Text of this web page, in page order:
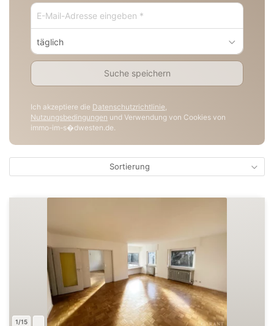
täglich
Suche speichern
Ich akzeptiere die Datenschutzrichtlinie,
Nutzungsbedingungen und Verwendung von Cookies von
immo-im-s�dwesten.de.
Sortierung
1/15